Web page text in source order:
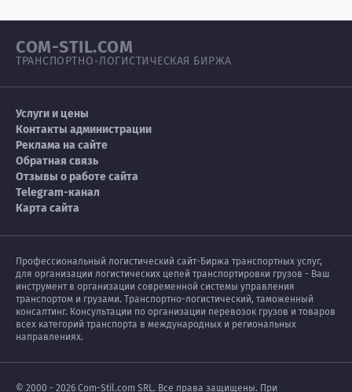
COM-STIL.COM
ТРАНСПОРТНО-ЛОГИСТИЧЕСКАЯ БИРЖА
Услуги и цены
Контакты администрации
Реклама на сайте
Обратная связь
Отзывы о работе сайта
Telegram-канал
Карта сайта
Профессиональный логистический сайт-Биржа транспортных услуг,
для организации логистических цепей транспортировки грузов - Ваш
инструмент в организации современной системы управления
транспортом и грузами. Транспортно-логистический, таможенный
консалтинг. Консультации по организации перевозок грузов и товаров
всех категорий транспорта в международных и региональных
направлениях.
© 2000 - 2026 Com-Stil.com SRL. Все права защищены. При